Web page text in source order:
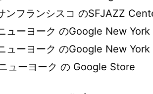
ンフランシスコ のSFJAZZ
ューヨーク のGoogle New
ューヨーク のGoogle New
ューヨーク の Google Store